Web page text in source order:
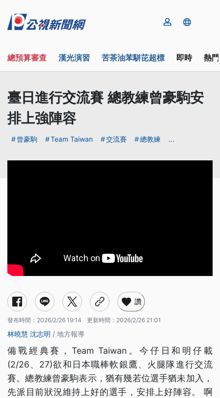
總預算審查 漢光演習 苦茶油苯駢芘超標 即時 熱
臺日進行交流賽 總教練曾豪駒安
排上強陣容
曾豪駒 Team Taiwan 交流賽 總教練 ...
讚
發布時間： 2026/2/26 19:14 更新時間： 2026/2/26 21:01
林曉慧 沈志明 / 地方報導
備戰經典賽，Team Taiwan。今仔日和明仔載
(2/26、27)欲和日本職棒軟銀鷹、火腿隊進行交流
賽。總教練曾豪駒表示，猶有幾若位選手猶未加入，
先派目前狀況維持上好的選手，安排上好陣容。 啊